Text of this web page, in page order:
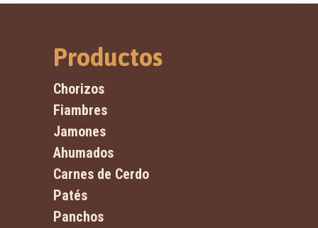
Productos
Chorizos
Fiambres
Jamones
Ahumados
Carnes de Cerdo
Patés
Panchos